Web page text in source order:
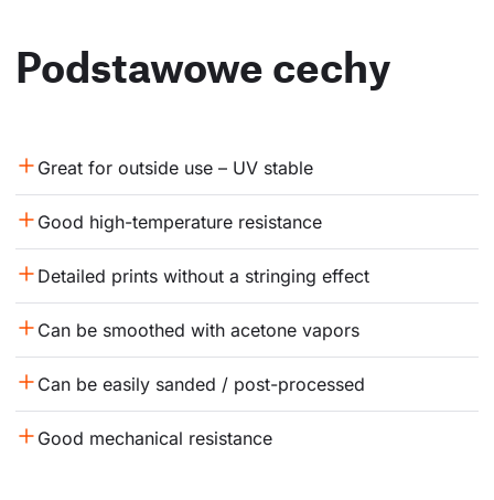
Podstawowe cechy
Great for outside use – UV stable
Good high-temperature resistance
Detailed prints without a stringing effect
Can be smoothed with acetone vapors
Can be easily sanded / post-processed
Good mechanical resistance